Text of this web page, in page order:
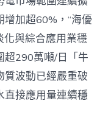
加超60%，“海優
化與綜合應用業穩
超290萬噸/日「牛
質波動已經嚴重破
直接應用量連續穩